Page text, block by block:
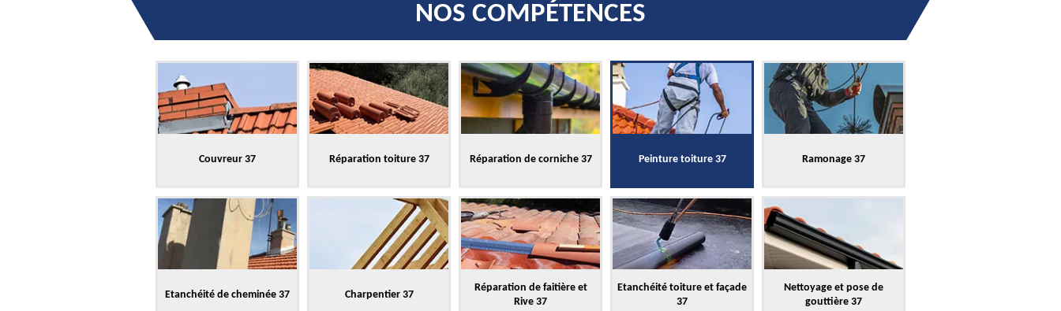
NOS COMPÉTENCES
Couvreur 37 Réparation toiture 37 Réparation de corniche 37 Peinture toiture 37 Ramonage 37
Etanchéité de cheminée 37 Charpentier 37
Réparation de faitière et
Rive 37
Etanchéité toiture et façade
37
Nettoyage et pose de
gouttière 37